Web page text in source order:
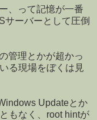
、って記憶が一番
サーバーとして圧倒
管理とかが超かっ
る現場をぼくは見
Updateとか
もなく、root hintが